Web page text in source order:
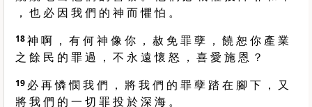
， 也 必 因 我 們 的 神 而 懼 怕 。
18神 啊 ， 有 何 神 像 你 ， 赦 免 罪 孽 ， 饒 恕 你 產 業
之 餘 民 的 罪 過 ， 不 永 遠 懷 怒 ， 喜 愛 施 恩 ？
19 必 再 憐 憫 我 們 ， 將 我 們 的 罪 孽 踏 在 腳 下 ， 又
將 我 們 的 一 切 罪 投 於 深 海 。